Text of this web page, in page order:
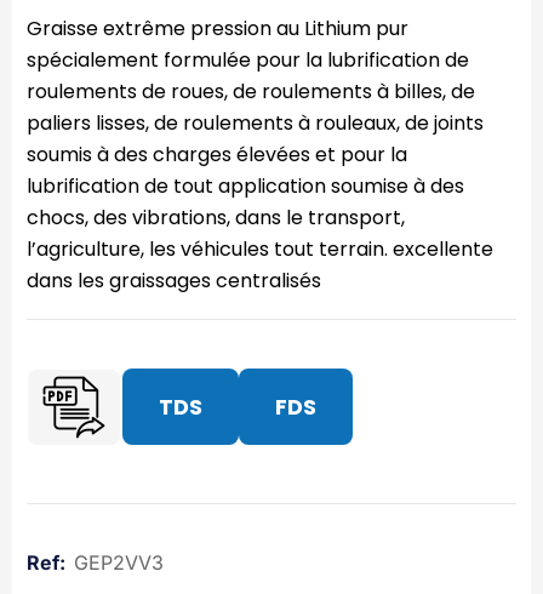
Graisse extrême pression au Lithium pur
spécialement formulée pour la lubrification de
roulements de roues, de roulements à billes, de
paliers lisses, de roulements à rouleaux, de joints
soumis à des charges élevées et pour la
lubrification de tout application soumise à des
chocs, des vibrations, dans le transport,
l’agriculture, les véhicules tout terrain. excellente
dans les graissages centralisés
TDS FDS
GEP2VV3